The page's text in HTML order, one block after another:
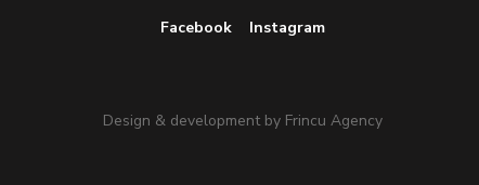
Facebook Instagram
Design & development by Frincu Agency